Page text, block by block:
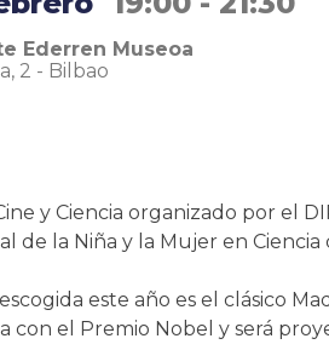
Ederren Museoa
2 - Bilbao
y Ciencia organizado por el
de la Niña y la Mujer en
este año es el clásico
con el Premio Nobel y será